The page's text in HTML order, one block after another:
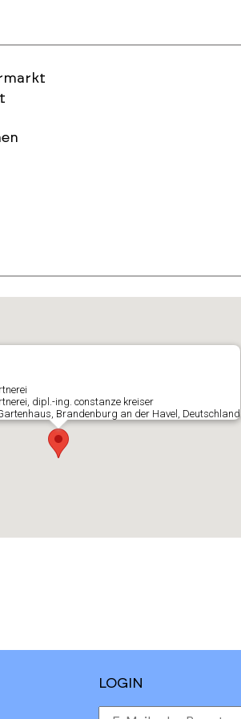
dipl.-ing. constanze kreiser
Brandenburg an der Havel, Deutschland
LOGIN